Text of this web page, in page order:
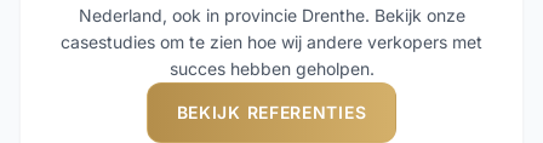
Nederland, ook in provincie Drenthe. Bekijk onze
casestudies om te zien hoe wij andere verkopers met
succes hebben geholpen.
BEKIJK REFERENTIES